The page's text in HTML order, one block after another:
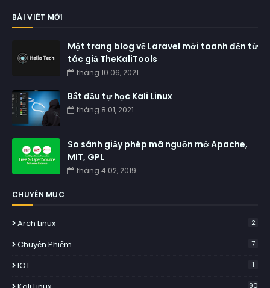
BÀI VIẾT MỚI
Một trang blog về Laravel mới toanh đến từ
tác giả TheKaliTools
tháng 10 06, 2021
Bắt đầu tự học Kali Linux
tháng 8 01, 2021
So sánh giấy phép mã nguồn mở Apache,
MIT, GPL
tháng 4 02, 2019
CHUYÊN MỤC
Arch Linux 2
Chuyện Phiếm 7
IOT 1
90